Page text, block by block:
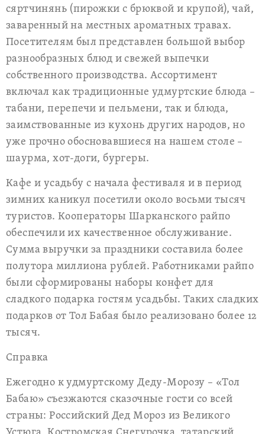
сяртчинянь (пирожки с брюквой и крупой), чай,
заваренный на местных ароматных травах.
Посетителям был представлен большой выбор
разнообразных блюд и свежей выпечки
собственного производства. Ассортимент
включал как традиционные удмуртские блюда –
табани, перепечи и пельмени, так и блюда,
заимствованные из кухонь других народов, но
уже прочно обосновавшиеся на нашем столе –
шаурма, хот-доги, бургеры.
Кафе и усадьбу с начала фестиваля и в период
зимних каникул посетили около восьми тысяч
туристов. Кооператоры Шарканского райпо
обеспечили их качественное обслуживание.
Сумма выручки за праздники составила более
полутора миллиона рублей. Работниками райпо
были сформированы наборы конфет для
сладкого подарка гостям усадьбы. Таких сладких
подарков от Тол Бабая было реализовано более 12
тысяч.
Справка
Ежегодно к удмуртскому Деду-Морозу – «Тол
Бабаю» съезжаются сказочные гости со всей
страны: Российский Дед Мороз из Великого